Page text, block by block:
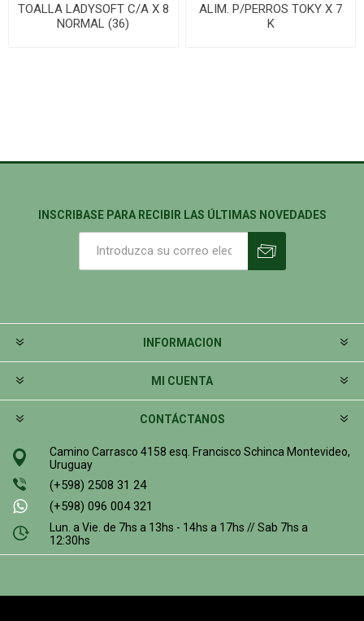
TOALLA LADYSOFT C/A X 8
NORMAL (36)
ALIM. P/PERROS TOKY X 7
K
INSCRIBASE PARA RECIBIR LAS ÚLTIMAS NOVEDADES
INFORMACION
MI CUENTA
CONTÁCTANOS
Camino Carrasco 4158 esq. Francisco Schinca Montevideo,
Uruguay
(+598) 2508 31 24
(+598) 096 004 321
Lun. a Vie. de 7hs a 13hs - 14hs a 17hs // Sab 7hs a
12:30hs